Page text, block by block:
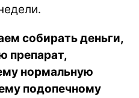
собирать деньги,
препарат,
нормальную
подопечному